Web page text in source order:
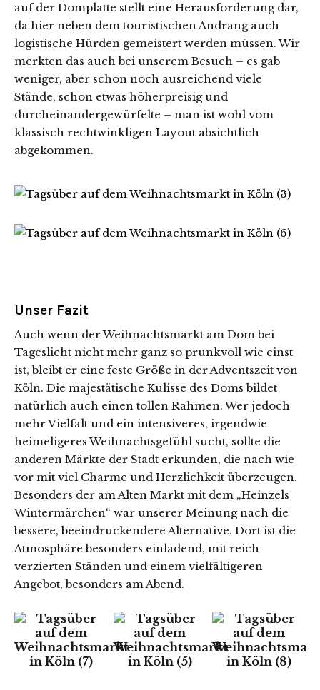
auf der Domplatte stellt eine Herausforderung dar,
da hier neben dem touristischen Andrang auch
logistische Hürden gemeistert werden müssen. Wir
merkten das auch bei unserem Besuch – es gab
weniger, aber schon noch ausreichend viele
Stände, schon etwas höherpreisig und
durcheinandergewürfelte – man ist wohl vom
klassisch rechtwinkligen Layout absichtlich
abgekommen.
Unser Fazit
Auch wenn der Weihnachtsmarkt am Dom bei
Tageslicht nicht mehr ganz so prunkvoll wie einst
ist, bleibt er eine feste Größe in der Adventszeit von
Köln. Die majestätische Kulisse des Doms bildet
natürlich auch einen tollen Rahmen. Wer jedoch
mehr Vielfalt und ein intensiveres, irgendwie
heimeligeres Weihnachtsgefühl sucht, sollte die
anderen Märkte der Stadt erkunden, die nach wie
vor mit viel Charme und Herzlichkeit überzeugen.
Besonders der am Alten Markt mit dem „Heinzels
Wintermärchen“ war unserer Meinung nach die
bessere, beeindruckendere Alternative. Dort ist die
Atmosphäre besonders einladend, mit reich
verzierten Ständen und einem vielfältigeren
Angebot, besonders am Abend.